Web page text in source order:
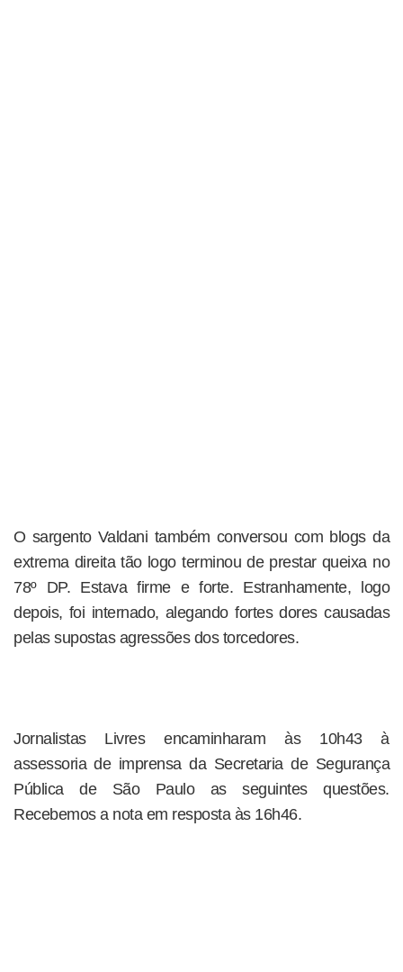
O sargento Valdani também conversou com blogs da
extrema direita tão logo terminou de prestar queixa no
78º DP. Estava firme e forte. Estranhamente, logo
depois, foi internado, alegando fortes dores causadas
pelas supostas agressões dos torcedores.
Jornalistas Livres encaminharam às 10h43 à
assessoria de imprensa da Secretaria de Segurança
Pública de São Paulo as seguintes questões.
Recebemos a nota em resposta às 16h46.